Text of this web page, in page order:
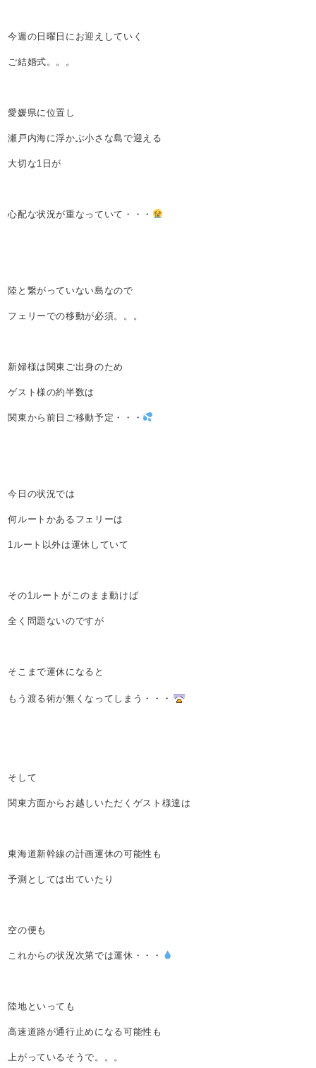
今週の日曜日にお迎えしていく
ご結婚式。。。
愛媛県に位置し
瀬戸内海に浮かぶ小さな島で迎える
大切な1日が
心配な状況が重なっていて・・・
陸と繋がっていない島なので
フェリーでの移動が必須。。。
新婦様は関東ご出身のため
ゲスト様の約半数は
関東から前日ご移動予定・・・
今日の状況では
何ルートかあるフェリーは
1ルート以外は運休していて
その1ルートがこのまま動けば
全く問題ないのですが
そこまで運休になると
もう渡る術が無くなってしまう・・・
そして
関東方面からお越しいただくゲスト様達は
東海道新幹線の計画運休の可能性も
予測としては出ていたり
空の便も
これからの状況次第では運休・・・
陸地といっても
高速道路が通行止めになる可能性も
上がっているそうで。。。